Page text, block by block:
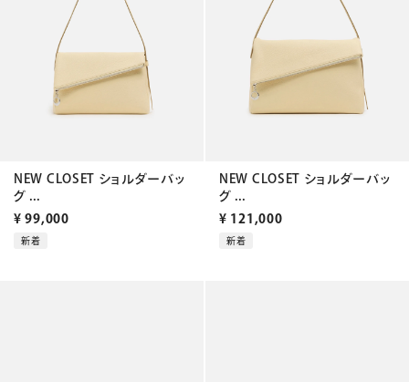
NEW CLOSET ショルダーバッ
グ ...
¥ 99,000
新着
NEW CLOSET ショルダーバッ
グ ...
¥ 121,000
新着